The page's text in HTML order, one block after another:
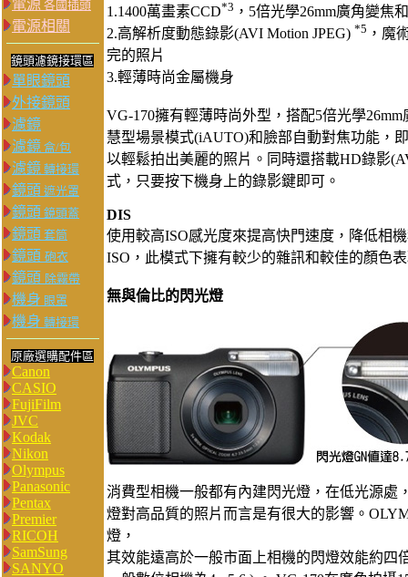
電源 各國插頭
電源相關
鏡頭濾鏡接環區
單眼鏡頭
外接鏡頭
濾鏡
濾鏡 盒/包
濾鏡 轉接環
鏡頭 遮光罩
鏡頭 鏡頭蓋
鏡頭 套筒
鏡頭 砲衣
鏡頭 除霧帶
機身 眼罩
機身 轉接環
原廠選購配件區
Canon
CASIO
FujiFilm
JVC
Kodak
Nikon
Olympus
Panasonic
Pentax
Premier
RICOH
SamSung
SANYO
1.1400萬畫素CCD*3 ，5倍光學26mm廣角變焦
2.高解析度動態錄影(AVI Motion JPEG) *5 ，魔
完的照片
3.輕薄時尚金屬機身
VG-170擁有輕薄時尚外型，搭配5倍光學
慧型場景模式(iAUTO)和臉部自動對焦功能，
以輕鬆拍出美麗的照片。同時還搭載HD錄影
式，只要按下機身上的錄影鍵即可。
DIS
使用較高ISO感光度來提高快門速度，降低相
ISO，此模式下擁有較少的雜訊和較佳的顏色
無與倫比的閃光燈
消費型相機一般都有內建閃光燈，在低光源
燈對高品質的照片而言是有很大的影響。
燈，
其效能遠高於一般市面上相機的閃燈效能約四